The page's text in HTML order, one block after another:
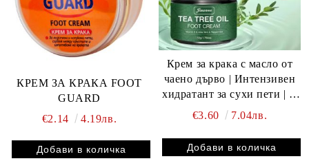
КРЕМ ЗА КРАКА FOOT
GUARD
€2.14
4.19лв.
Крем за крака с масло от
чаено дърво | Интензивен
хидратант за сухи пети | С
витамин Е и алое вера |
Охлаждащ ефект на мента
50 грама
€3.60 7.04лв.